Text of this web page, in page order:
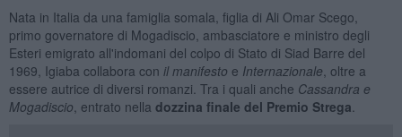
Nata in Italia da una famiglia somala, figlia di Ali Omar Scego,
primo governatore di Mogadiscio, ambasciatore e ministro degli
Esteri emigrato all'indomani del colpo di Stato di Siad Barre del
1969, Igiaba collabora con il manifesto e Internazionale , oltre a
essere autrice di diversi romanzi. Tra i quali anche Cassandra e
Mogadiscio , entrato nella dozzina finale del Premio Strega